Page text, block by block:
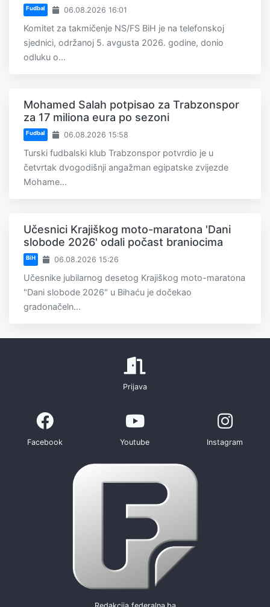
Fudbal 06.08.2026 16:01
Komitet za takmičenje NS/FS BiH je na telefonskoj
sjednici, održanoj 5. avgusta 2026. godine, donio
odluku o...
Mohamed Salah potpisao za Trabzonspor
za 17 miliona eura po sezoni
Fudbal 06.08.2026 15:58
Turski fudbalski klub Trabzonspor potvrdio je u
četvrtak dvogodišnji angažman egipatske zvijezde
Mohame...
Učesnici Krajiškog moto-maratona 'Dani
slobode 2026' odali počast braniocima
BiH 06.08.2026 15:26
Učesnike jubilarnog desetog Krajiškog moto-maratona
"Dani slobode 2026" u Bihaću je dočekao
gradonačeln...
Prijava
Facebook Youtube Instagram